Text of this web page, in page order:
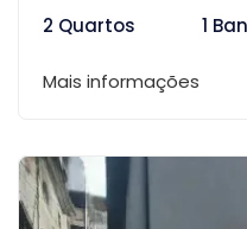
2 Quartos
1
Mais informações